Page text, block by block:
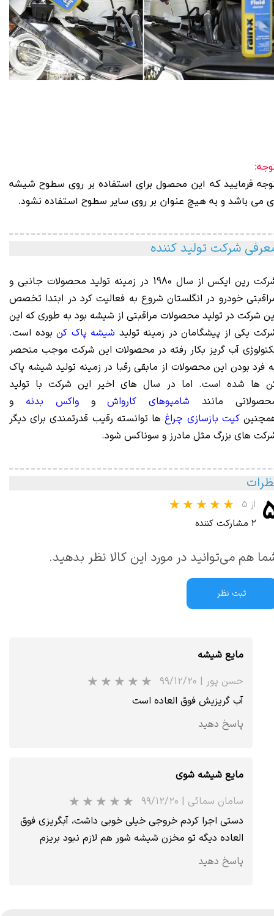
فرمایید که این محصول برای استفاده بر روی سطوح شیشه
می باشد و به هیچ عنوان بر روی سایر سطوح استفاده نشود.
شرکت تولید کننده
رین ایکساز س
ال 1980 در زمینه تولید محصولات جانبی و
خودرو در انگلستان شروع به فعالیت کرد در ابتدا تخصص
شرکت در تولید محصولات مراقبتی از شیشه بود به طوری که این
یکی از پیشگامان در زمینه تولید شیشه پاک کنبوده است.
آب گریز بکار رفته در محصولات این شرکت موجب منحصر
فرد بودن این محصولات از مابقی رقبا در زمینه تولید شیشه پاک
ها شده است. اما در سال های اخیر این شرکت با تولید
مانند شامپوهای کارواشوواکس بدنه و
کیت بازسازی چراغها توانسته رقیب قدرتمندی برای دیگر
های بزرگ مثل مادرز و سوناکس شود.
از ۵
۲ مشارکت کننده
هم می‌توانید در مورد این کالا نظر بدهید.
ثبت نظر
مایع شیشه
حسن پور | ۹۹/۱۲/۲۰
آب گریزیش فوق العاده است
پاسخ دهید
مایع شیشه شوی
سامان سمائی | ۹۹/۱۲/۲۰
دستی اجرا کردم خروجی خیلی خوبی داشت، آبگریزی فوق
العاده دیگه تو مخزن شیشه شور هم لازم نبود بریزم
پاسخ دهید